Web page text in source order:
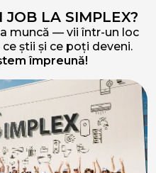
JOB LA SIMPLEX?
muncă — vii într-un loc
știi și ce poți deveni.
împreună!